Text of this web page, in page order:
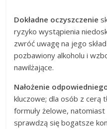
Dokładne oczyszczenie
ryzyko wystąpienia
zwróć uwagę na jego
pozbawiony alkoholu i
nawilżające.
Nałożenie
kluczowe; dla osób z cerą
formuły żelowe,
sprawdzą się bogatsze